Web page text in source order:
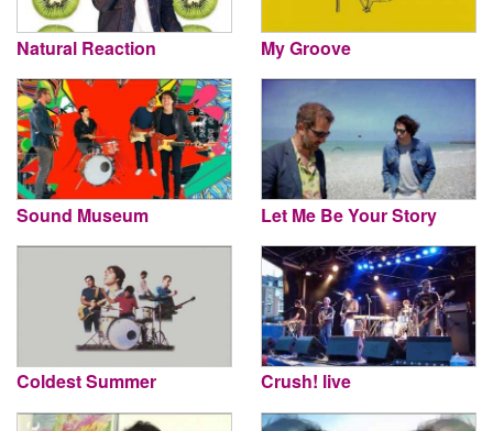
Natural Reaction My Groove
Sound Museum Let Me Be Your Story
Coldest Summer Crush! live